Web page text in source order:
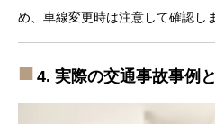
め、車線変更時は注意して確認し
4. 実際の交通事故事例